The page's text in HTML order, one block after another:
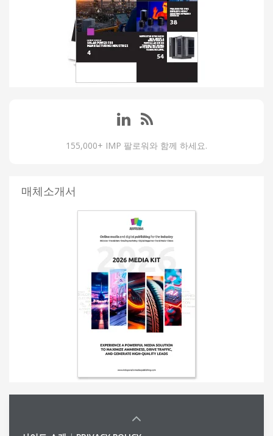
155,000+ IMP 팔로워와 함께 하세요.
매체소개서